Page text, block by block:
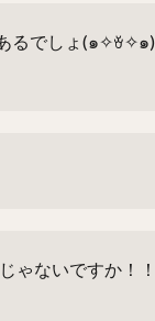
るでしょ(๑✧ꈊ✧๑)
ゃないですか！！